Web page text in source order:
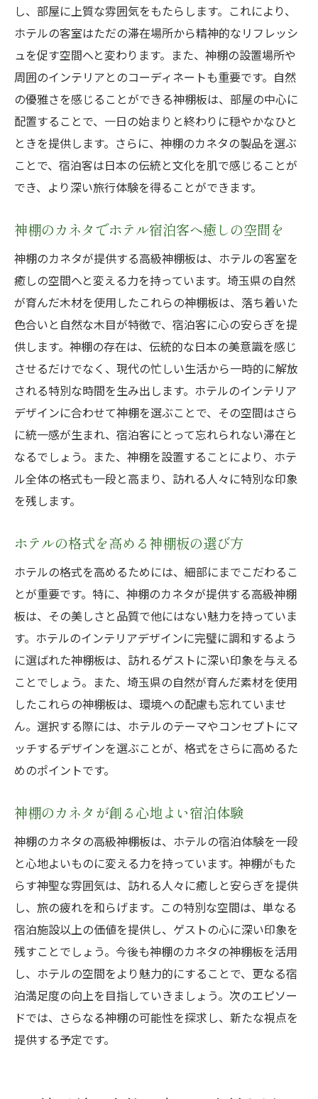
神棚が作る心地よい滞在空間
神棚のカネタの神棚板で心身ともにリフレッシ
ュできる理由
心身を癒す神棚のカネタの力
リフレッシュ効果が期待できる神棚板の魅
力
日常を忘れてリフレッシュできる空間作り
神棚板がもたらすストレス解消のメカニズ
リフレッシュに最適な神棚のカネタの理由
神棚のカネタで心身ともに癒される方法
高級神棚板がホテルの客室に与える格式高い雰
囲気とは
高級神棚板が客室の雰囲気を格上げする理
由
神棚のカネタが演出する格式高い空間
ホテルの客室に適した神棚板の選び方
格式を感じさせる神棚板の魅力度
高級神棚板で実現する豪華な空間
神棚のカネタが創る格式ある客室の秘密
神棚のカネタの神棚板が特別なホテル体験を提
特別な体験を生む神棚のカネタの神棚板
ホテル滞在を彩る神棚板の魅力
神棚のカネタが提供する特別な空間作り
特別な体験が期待できる神棚の理由
神棚のカネタが創る感動的な滞在体験
特別なホテル体験に必要な神棚板の特性
特別な空間を求める方へ神棚のカネタの高級神
棚板のご提案
特別な空間作りに最適な神棚板の特徴
特別な空間に欠かせない神棚のカネタの魅
力
神棚のカネタで特別な空間を演出する方法
特別な空間を演出するための神棚板の選び
方
し、部屋に上質な雰囲気をもたらします。これにより、
ホテルの客室はただの滞在場所から精神的なリフレッシ
ュを促す空間へと変わります。また、神棚の設置場所や
周囲のインテリアとのコーディネートも重要です。自然
の優雅さを感じることができる神棚板は、部屋の中心に
配置することで、一日の始まりと終わりに穏やかなひと
ときを提供します。さらに、神棚のカネタの製品を選ぶ
ことで、宿泊客は日本の伝統と文化を肌で感じることが
でき、より深い旅行体験を得ることができます。
神棚のカネタでホテル宿泊客へ癒しの空間を
神棚のカネタが提供する高級神棚板は、ホテルの客室を
癒しの空間へと変える力を持っています。埼玉県の自然
が育んだ木材を使用したこれらの神棚板は、落ち着いた
色合いと自然な木目が特徴で、宿泊客に心の安らぎを提
供します。神棚の存在は、伝統的な日本の美意識を感じ
させるだけでなく、現代の忙しい生活から一時的に解放
される特別な時間を生み出します。ホテルのインテリア
デザインに合わせて神棚を選ぶことで、その空間はさら
に統一感が生まれ、宿泊客にとって忘れられない滞在と
なるでしょう。また、神棚を設置することにより、ホテ
ル全体の格式も一段と高まり、訪れる人々に特別な印象
を残します。
ホテルの格式を高める神棚板の選び方
ホテルの格式を高めるためには、細部にまでこだわるこ
とが重要です。特に、神棚のカネタが提供する高級神棚
板は、その美しさと品質で他にはない魅力を持っていま
す。ホテルのインテリアデザインに完璧に調和するよう
に選ばれた神棚板は、訪れるゲストに深い印象を与える
ことでしょう。また、埼玉県の自然が育んだ素材を使用
したこれらの神棚板は、環境への配慮も忘れていませ
ん。選択する際には、ホテルのテーマやコンセプトにマ
ッチするデザインを選ぶことが、格式をさらに高めるた
めのポイントです。
神棚のカネタが創る心地よい宿泊体験
神棚のカネタの高級神棚板は、ホテルの宿泊体験を一段
と心地よいものに変える力を持っています。神棚がもた
らす神聖な雰囲気は、訪れる人々に癒しと安らぎを提供
し、旅の疲れを和らげます。この特別な空間は、単なる
宿泊施設以上の価値を提供し、ゲストの心に深い印象を
残すことでしょう。今後も神棚のカネタの神棚板を活用
し、ホテルの空間をより魅力的にすることで、更なる宿
泊満足度の向上を目指していきましょう。次のエピソー
ドでは、さらなる神棚の可能性を探求し、新たな視点を
提供する予定です。